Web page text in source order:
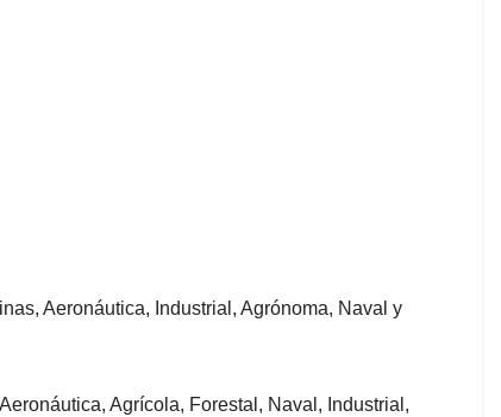
Aeronáutica, Industrial, Agrónoma, Naval y
Agrícola, Forestal, Naval, Industrial,